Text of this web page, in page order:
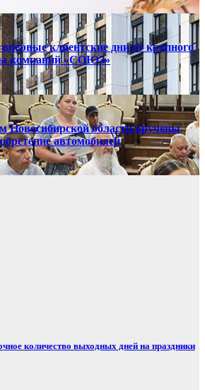
клиентские дни от крупного
компаний «СОЮЗ»
Новосибирской области вручены
автомобилей
количество выходных дней на праздники